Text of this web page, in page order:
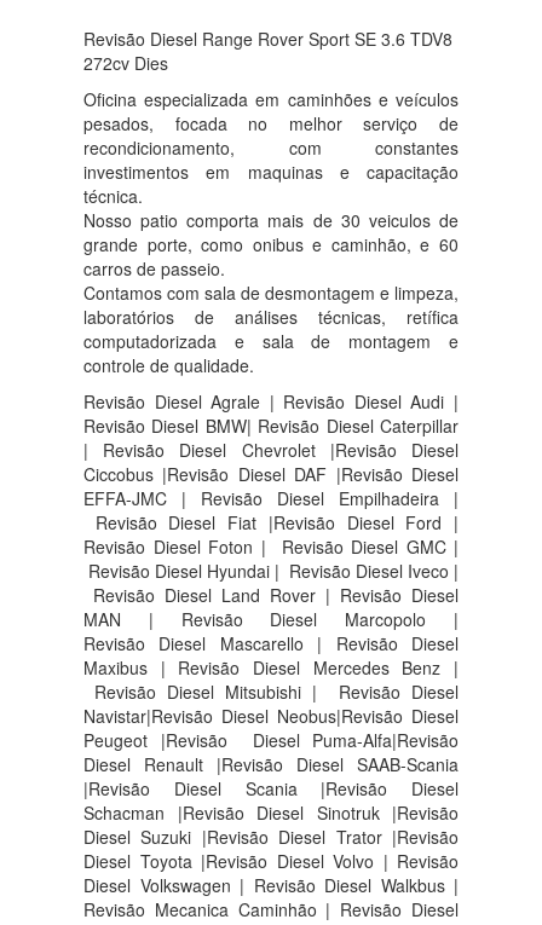
Revisão Diesel Range Rover Sport SE 3.6 TDV8
272cv Dies
Oficina especializada em caminhões e veículos
pesados, focada no melhor serviço de
recondicionamento, com constantes
investimentos em maquinas e capacitação
técnica.
Nosso patio comporta mais de 30 veiculos de
grande porte, como onibus e caminhão, e 60
carros de passeio.
Contamos com sala de desmontagem e limpeza,
laboratórios de análises técnicas, retífica
computadorizada e sala de montagem e
controle de qualidade.
Revisão Diesel Agrale | Revisão Diesel Audi |
Revisão Diesel BMW| Revisão Diesel Caterpillar
| Revisão Diesel Chevrolet |Revisão Diesel
Ciccobus |Revisão Diesel DAF |Revisão Diesel
EFFA-JMC | Revisão Diesel Empilhadeira |
Revisão Diesel Fiat |Revisão Diesel Ford |
Revisão Diesel Foton | Revisão Diesel GMC |
Revisão Diesel Hyundai | Revisão Diesel Iveco |
Revisão Diesel Land Rover | Revisão Diesel
MAN | Revisão Diesel Marcopolo |
Revisão Diesel Mascarello | Revisão Diesel
Maxibus | Revisão Diesel Mercedes Benz |
Revisão Diesel Mitsubishi | Revisão Diesel
Navistar|Revisão Diesel Neobus|Revisão Diesel
Peugeot |Revisão Diesel Puma-Alfa|Revisão
Diesel Renault |Revisão Diesel SAAB-Scania
|Revisão Diesel Scania |Revisão Diesel
Schacman |Revisão Diesel Sinotruk |Revisão
Diesel Suzuki |Revisão Diesel Trator |Revisão
Diesel Toyota |Revisão Diesel Volvo | Revisão
Diesel Volkswagen | Revisão Diesel Walkbus |
Revisão Mecanica Caminhão | Revisão Diesel